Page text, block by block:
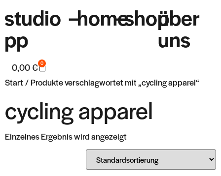
studio
pp
–home
–shopüber
uns
0,00€ 0
Start/ Produkte verschlagwortet mit „cycling apparel“
cycling apparel
Einzelnes Ergebnis wird angezeigt